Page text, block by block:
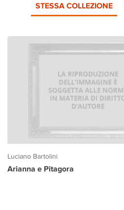
STESSA COLLEZIONE
Luciano Bartolini
Arianna e Pitagora